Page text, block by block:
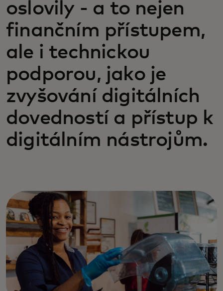
oslovily - a to nejen
finančním přístupem,
ale i technickou
podporou, jako je
zvyšování digitálních
dovedností a přístup k
digitálním nástrojům.